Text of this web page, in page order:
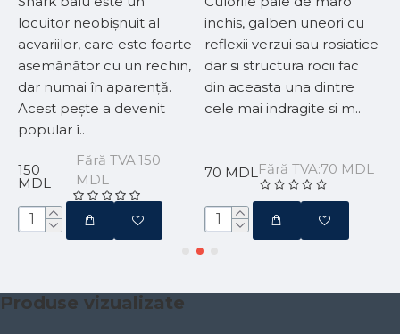
locuitor neobișnuit al
acvariilor, care este foarte
asemănător cu un rechin,
dar numai în aparență.
Acest pește a devenit
popular î..
150
MDL
Fără TVA:150
MDL
inchis, galben uneori cu
reflexii verzui sau rosiatice
dar si structura rocii fac
din aceasta una dintre
cele mai indragite si m..
70 MDLFără TVA:70 MDL
Produse vizualizate